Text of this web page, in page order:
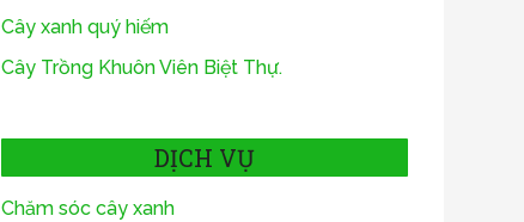
Cây xanh quý hiếm
Cây Trồng Khuôn Viên Biệt Thự.
DỊCH VỤ
Chăm sóc cây xanh